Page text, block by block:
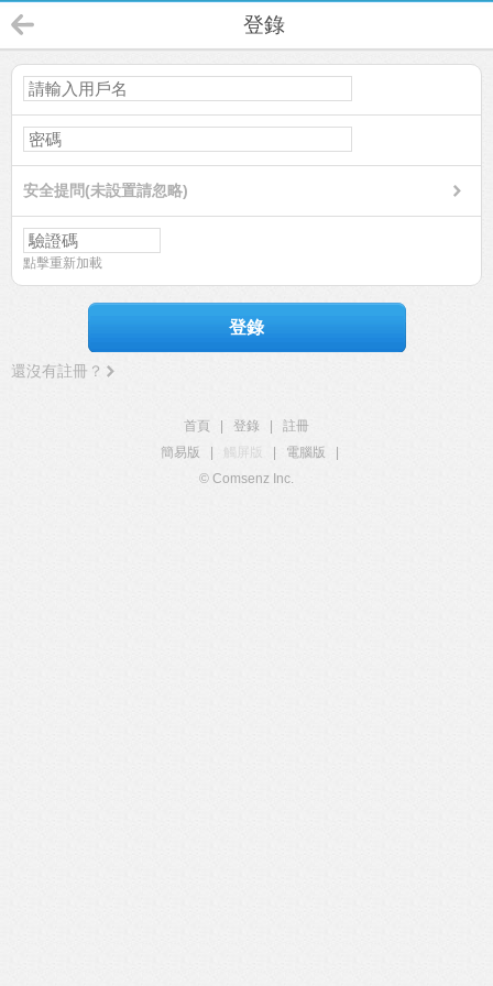
登錄
安全提問(未設置請忽略)
點擊重新加載
登錄
還沒有註冊？
首頁 登錄
註冊
簡易版
觸屏版 電腦版
© Comsenz Inc.